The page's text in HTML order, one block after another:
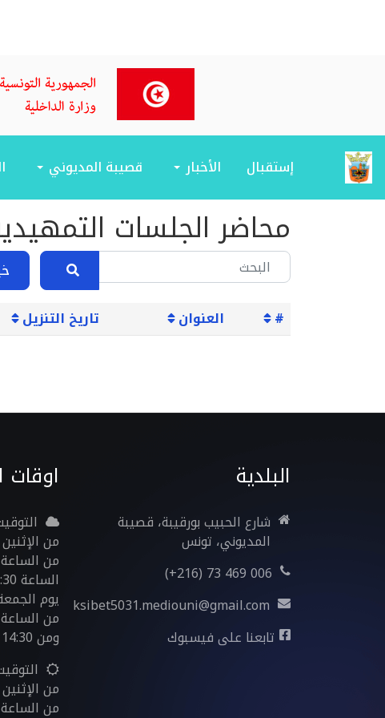
إستقبال الأخبار قصيبة المديوني
محاضر الجلسات
#
العنوان تاريخ التنزيل
البلدية
شارع الحبيب بورقيبة، قصيبة
المديوني، تونس
006 469 73 (216+)
ksibet5031.mediouni@gmail.com
تابعنا على فيسبوك
اوقات
من
الساعة 13:30 إلى 17:30
يوم
ومن 14:30 إلى 17:30
من
من الساعة 08:00 إلى 14:30